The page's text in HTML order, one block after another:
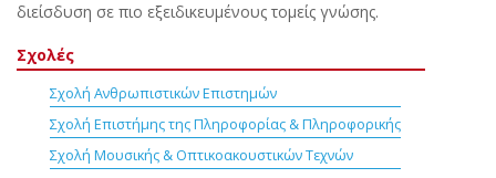
διείσδυση σε πιο εξειδικευμένους τομείς γνώσης.
Σχολές
Σχολή Ανθρωπιστικών Επιστημών
Σχολή Επιστήμης της Πληροφορίας & Πληροφορικής
Σχολή Μουσικής & Οπτικοακουστικών Τεχνών